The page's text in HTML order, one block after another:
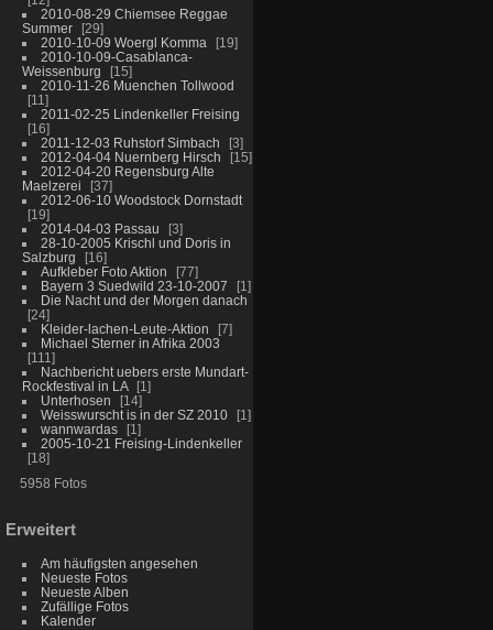
2010-08-29 Chiemsee Reggae
Summer
29
2010-10-09 Woergl Komma
19
2010-10-09-Casablanca-
Weissenburg
15
2010-11-26 Muenchen Tollwood
11
2011-02-25 Lindenkeller Freising
16
2011-12-03 Ruhstorf Simbach
3
2012-04-04 Nuernberg Hirsch
15
2012-04-20 Regensburg Alte
Maelzerei
37
2012-06-10 Woodstock Dornstadt
19
2014-04-03 Passau
3
28-10-2005 Krischl und Doris in
Salzburg
16
Aufkleber Foto Aktion
77
Bayern 3 Suedwild 23-10-2007
1
Die Nacht und der Morgen danach
24
Kleider-lachen-Leute-Aktion
7
Michael Sterner in Afrika 2003
111
Nachbericht uebers erste Mundart-
Rockfestival in LA
1
Unterhosen
14
Weisswurscht is in der SZ 2010
1
wannwardas
1
2005-10-21 Freising-Lindenkeller
18
5958 Fotos
Erweitert
Am häufigsten angesehen
Neueste Fotos
Neueste Alben
Zufällige Fotos
Kalender